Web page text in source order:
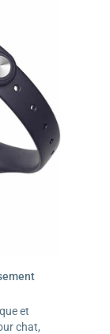
et
chat,